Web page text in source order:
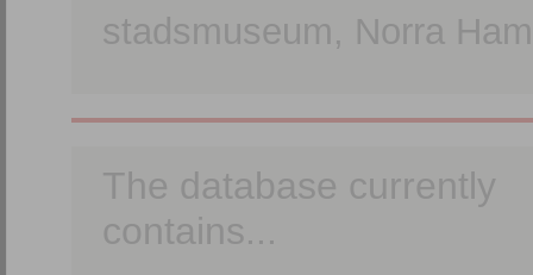
stadsmuseum, Norra
The database currently
contains...